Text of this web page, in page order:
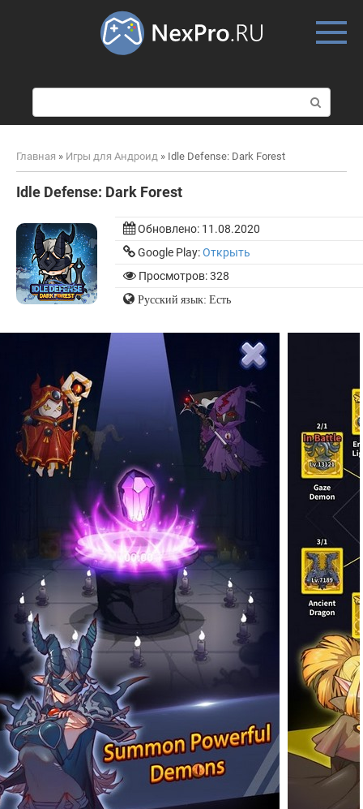
о
и
к
Главная » Игры для Андроид » Idle Defense: Dark Forest
Idle Defense: Dark Forest
Обновлено: 11.08.2020
Google Play:Открыть
Просмотров: 328
Русский язык: Есть